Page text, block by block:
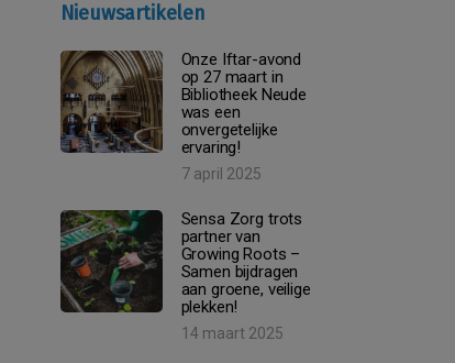
Nieuwsartikelen
Onze Iftar-avond
op 27 maart in
Bibliotheek Neude
was een
onvergetelijke
ervaring!
7 april 2025
Sensa Zorg trots
partner van
Growing Roots –
Samen bijdragen
aan groene, veilige
plekken!
14 maart 2025